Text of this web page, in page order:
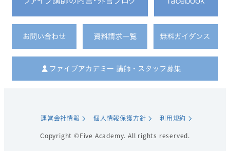
運営会社情報 個人情報保護方針
利用規約
Copyright ©Five Academy. All rights reserved.